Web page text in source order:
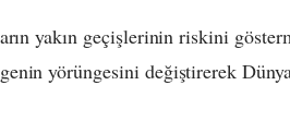
yakın geçişlerinin riskini
yörüngesini değiştirerek